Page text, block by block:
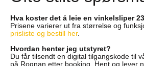
Hva koster det å leie en vinkelsliper
Prisene varierer ut fra størrelse og
prisliste og bestill her.
Hvordan henter jeg utstyret?
Du får tilsendt en digital tilgangskode til
på Rognan etter booking. Hent og lever